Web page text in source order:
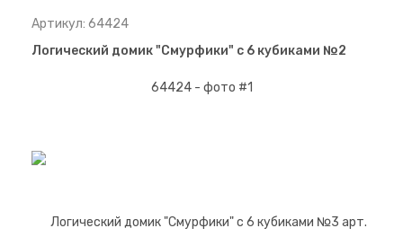
Артикул: 64424
Логический домик "Смурфики" с 6 кубиками №2